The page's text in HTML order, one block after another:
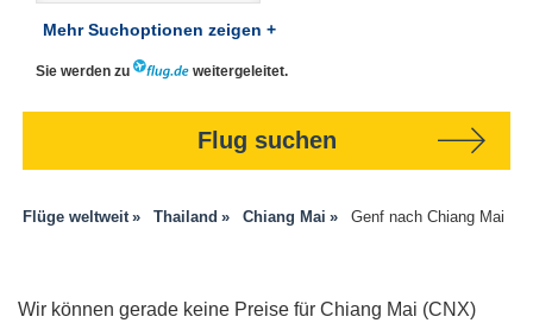
Mehr Suchoptionen zeigen +
Sie werden zu weitergeleitet.
Flug suchen
Flüge weltweit Thailand Chiang Mai Genf nach Chiang Mai
Wir können gerade keine Preise für Chiang Mai (CNX)